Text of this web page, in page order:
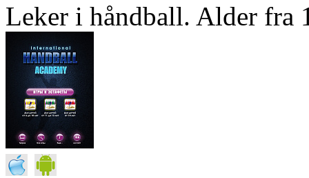
Leker i håndball. Alder fra